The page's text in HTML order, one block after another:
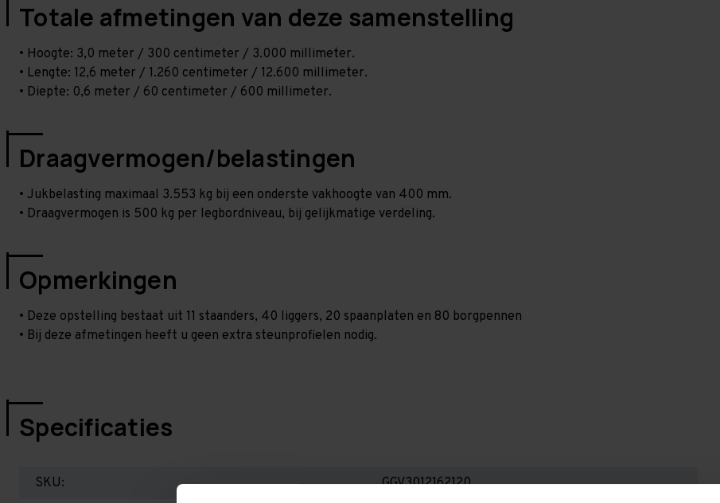
Totale afmetingen van deze samenstelling
• Hoogte: 3,0 meter / 300 centimeter / 3.000 millimeter.
• Lengte: 12,6 meter / 1.260 centimeter / 12.600 millimeter.
• Diepte: 0,6 meter / 60 centimeter / 600 millimeter.
Draagvermogen/belastingen
• Jukbelasting maximaal 3.553 kg bij een onderste vakhoogte van 400 mm.
• Draagvermogen is 500 kg per legbordniveau, bij gelijkmatige verdeling.
Opmerkingen
• Deze opstelling bestaat uit 11 staanders, 40 liggers, 20 spaanplaten en 80 borgpennen
• Bij deze afmetingen heeft u geen extra steunprofielen nodig.
Specificaties
SKU:
GGV3012162120